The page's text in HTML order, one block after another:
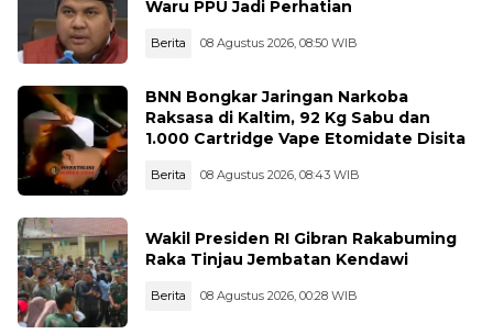
Waru PPU Jadi Perhatian
Berita 08 Agustus 2026, 08:50 WIB
BNN Bongkar Jaringan Narkoba
Raksasa di Kaltim, 92 Kg Sabu dan
1.000 Cartridge Vape Etomidate Disita
Berita 08 Agustus 2026, 08:43 WIB
Wakil Presiden RI Gibran Rakabuming
Raka Tinjau Jembatan Kendawi
Berita 08 Agustus 2026, 00:28 WIB